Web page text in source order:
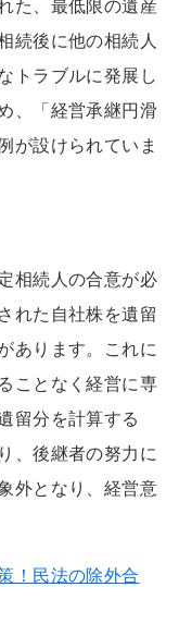
た、最低限の遺産
続後に他の相続人
トラブルに発展し
、「経営承継円滑
が設けられていま
相続人の合意が必
れた自社株を遺留
あります。これに
ことなく経営に専
留分を計算する
、後継者の努力に
外となり、経営意
！民法の除外合